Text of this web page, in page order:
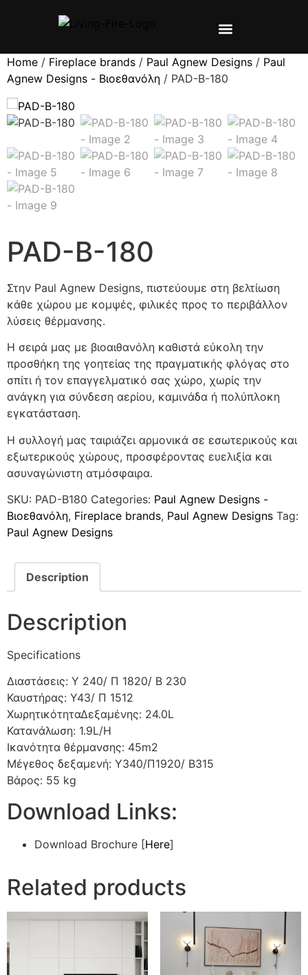
Home / Fireplace brands / Paul Agnew Designs / Paul
Agnew Designs - Βιοεθανόλη / PAD-B-180
PAD-B-180
Στην Paul Agnew Designs, πιστεύουμε στη βελτίωση
κάθε χώρου με κομψές, φιλικές προς το περιβάλλον
λύσεις θέρμανσης.
Η σειρά μας με βιοαιθανόλη καθιστά εύκολη την
προσθήκη της γοητείας της πραγματικής φλόγας στο
σπίτι ή τον επαγγελματικό σας χώρο, χωρίς την
ανάγκη για σύνδεση αερίου, καμινάδα ή πολύπλοκη
εγκατάσταση.
Η συλλογή μας ταιριάζει αρμονικά σε εσωτερικούς και
εξωτερικούς χώρους, προσφέροντας ευελιξία και
ασυναγώνιστη ατμόσφαιρα.
SKU: PAD-B180 Categories: Paul Agnew Designs -
Βιοεθανόλη, Fireplace brands, Paul Agnew Designs Tag:
Paul Agnew Designs
Description
Description
Specifications
Διαστάσεις: Υ 240/ Π 1820/ Β 230
Καυστήρας: Y43/ Π 1512
ΧωρητικότηταΔεξαμένης: 24.0L
Κατανάλωση: 1.9L/H
Ικανότητα θέρμανσης: 45m2
Μέγεθος δεξαμενή: Y340/Π1920/ B315
Βάρος: 55 kg
Download Links:
Download Brochure [Here]
Related products